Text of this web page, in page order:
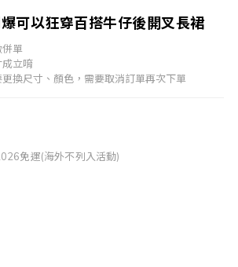
可以狂穿百搭牛仔後開叉長裙
單
立唷
換尺寸、顏色，需要取消訂單再次下單
免運(海外不列入活動)